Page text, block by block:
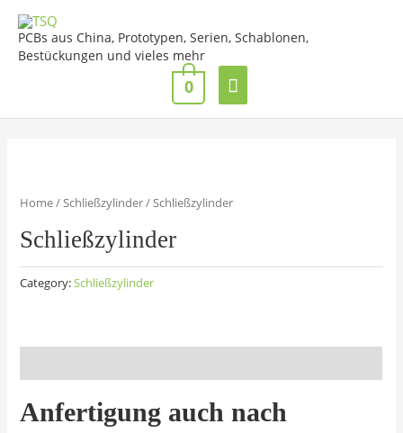
Inhalt
springen
PCBs aus China, Prototypen, Serien, Schablonen,
Bestückungen und vieles mehr
Hauptmenü
0
Home/Schließzylinder/ Schließzylinder
Schließzylinder
Category:Schließzylinder
Anfertigung auch nach